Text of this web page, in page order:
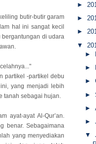
butir-butir garam
hal ini sangat kecil
bergantungan di udara
partikel -partikel debu
yang menjadi lebih
tanah sebagai hujan.
ayat-ayat Al-Qur’an.
benar. Sebagaimana
yang menyediakan
►
►
►
▼
►
►
►
►
►
►
▼